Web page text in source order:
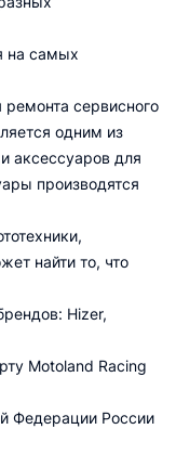
на самых
сервисного
одним из
аксессуаров для
производятся
найти то, что
Hizer,
Motoland Racing
Федерации России